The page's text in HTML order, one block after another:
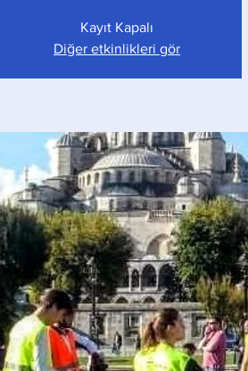
Kayıt Kapalı
Diğer etkinlikleri gör